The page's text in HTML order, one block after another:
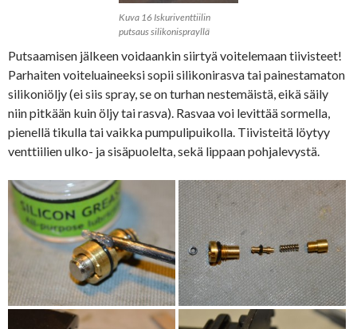
Kuva 16 Iskuriventtiilin
putsaus silikonisprayllä
Putsaamisen jälkeen voidaankin siirtyä voitelemaan tiivisteet!
Parhaiten voiteluaineeksi sopii silikonirasva tai painestamaton
silikoniöljy (ei siis spray, se on turhan nestemäistä, eikä säily
niin pitkään kuin öljy tai rasva). Rasvaa voi levittää sormella,
pienellä tikulla tai vaikka pumpulipuikolla. Tiivisteitä löytyy
venttiilien ulko- ja sisäpuolelta, sekä lippaan pohjalevystä.